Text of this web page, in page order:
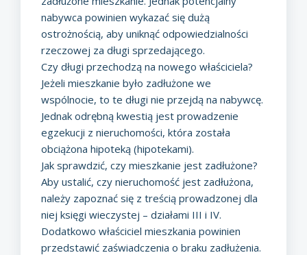
nabywca powinien wykazać się dużą
ostrożnością, aby uniknąć odpowiedzialności
rzeczowej za długi sprzedającego.
Czy długi przechodzą na nowego właściciela?
Jeżeli mieszkanie było zadłużone we
wspólnocie, to te długi nie przejdą na nabywcę.
Jednak odrębną kwestią jest prowadzenie
egzekucji z nieruchomości, która została
obciążona hipoteką (hipotekami).
Jak sprawdzić, czy mieszkanie jest zadłużone?
Aby ustalić, czy nieruchomość jest zadłużona,
należy zapoznać się z treścią prowadzonej dla
niej księgi wieczystej – działami III i IV.
Dodatkowo właściciel mieszkania powinien
przedstawić zaświadczenia o braku zadłużenia.